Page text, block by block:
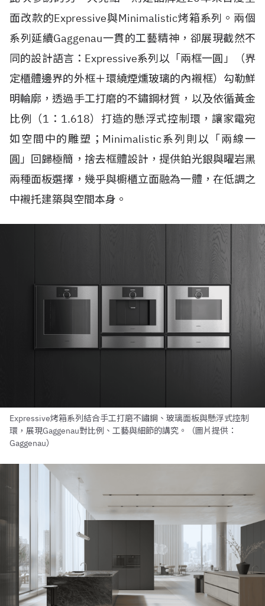
面改款的Expressive與Minimalistic烤箱系列。兩個
系列延續Gaggenau一貫的工藝精神，卻展現截然不
同的設計語言：Expressive系列以「兩框一圓」（界
定櫃體邊界的外框＋環繞煙燻玻璃的內襯框）勾勒鮮
明輪廓，透過手工打磨的不鏽鋼材質，以及依循黃金
比例（1：1.618）打造的懸浮式控制環，讓家電宛
如空間中的雕塑；Minimalistic系列則以「兩線一
圓」回歸極簡，捨去框體設計，提供鉑光銀與曜岩黑
兩種面板選擇，幾乎與櫥櫃立面融為一體，在低調之
中襯托建築與空間本身。
Expressive烤箱系列結合手工打磨不鏽鋼、玻璃面板與懸浮式控制
環，展現Gaggenau對比例、工藝與細節的講究。（圖片提供：
Gaggenau）